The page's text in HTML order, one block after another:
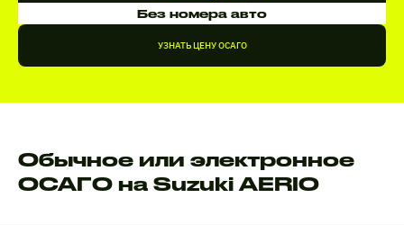
Без номера авто
УЗНАТЬ ЦЕНУ ОСАГО
Обычное или электронное
ОСАГО на Suzuki AERIO